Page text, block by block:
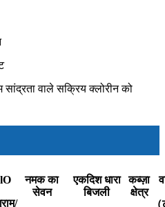
वाले सक्रिय क्लोरीन को
नमक का
सेवन
एकदिश धारा
बिजली
कब्ज़ा
क्षेत्र